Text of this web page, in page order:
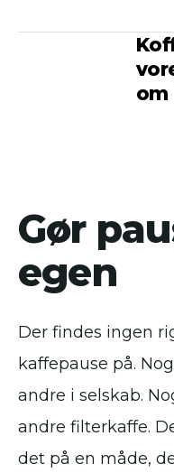
om
Gør
egen
Der findes ingen
kaffepause på.
andre i selskab.
andre filterkaffe.
det på en måde,